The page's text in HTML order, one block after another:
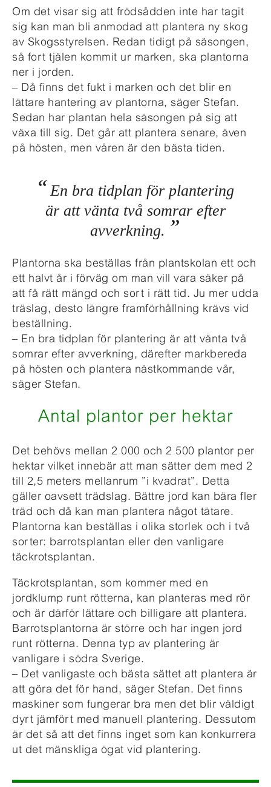
Om det visar sig att frödsådden inte har tagit
sig kan man bli anmodad att plantera ny skog
av Skogsstyrelsen. Redan tidigt på säsongen,
så fort tjälen kommit ur marken, ska plantorna
ner i jorden.
– Då finns det fukt i marken och det blir en
lättare hantering av plantorna, säger Stefan.
Sedan har plantan hela säsongen på sig att
växa till sig. Det går att plantera senare, även
på hösten, men våren är den bästa tiden.
En bra tidplan för plantering
är att vänta två somrar efter
avverkning.
Plantorna ska beställas från plantskolan ett och
ett halvt år i förväg om man vill vara säker på
att få rätt mängd och sort i rätt tid. Ju mer udda
träslag, desto längre framförhållning krävs vid
beställning.
– En bra tidplan för plantering är att vänta två
somrar efter avverkning, därefter markbereda
på hösten och plantera nästkommande vår,
säger Stefan.
Antal plantor per hektar
Det behövs mellan 2 000 och 2 500 plantor per
hektar vilket innebär att man sätter dem med 2
till 2,5 meters mellanrum ”i kvadrat”. Detta
gäller oavsett trädslag. Bättre jord kan bära fler
träd och då kan man plantera något tätare.
Plantorna kan beställas i olika storlek och i två
sorter: barrotsplantan eller den vanligare
täckrotsplantan.
Täckrotsplantan, som kommer med en
jordklump runt rötterna, kan planteras med rör
och är därför lättare och billigare att plantera.
Barrotsplantorna är större och har ingen jord
runt rötterna. Denna typ av plantering är
vanligare i södra Sverige.
– Det vanligaste och bästa sättet att plantera är
att göra det för hand, säger Stefan. Det finns
maskiner som fungerar bra men det blir väldigt
dyrt jämfört med manuell plantering. Dessutom
är det så att det finns inget som kan konkurrera
ut det mänskliga ögat vid plantering.